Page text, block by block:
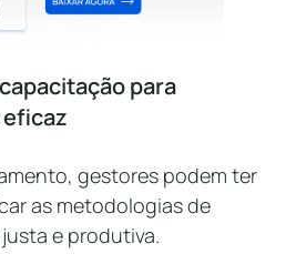
para
gestores podem ter
as metodologias de
e produtiva.